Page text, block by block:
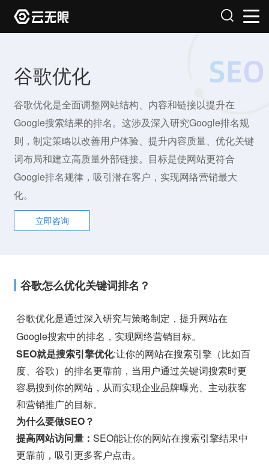
谷歌优化
谷歌优化是全面调整网站结构、内容和链接以提升在
Google搜索结果的排名。这涉及深入研究Google排名规
则，制定策略以改善用户体验、提升内容质量、优化关键
词布局和建立高质量外部链接。目标是使网站更符合
Google排名规律，吸引潜在客户，实现网络营销最大
化。
立即咨询
谷歌怎么优化关键词排名？
谷歌优化是通过深入研究与策略制定，提升网站在
Google搜索中的排名，实现网络营销目标。
SEO就是搜索引擎优化:让你的网站在搜索引擎（比如百
度、谷歌）的排名更靠前，当用户通过关键词搜索时更
容易搜到你的网站，从而实现企业品牌曝光、主动获客
和营销推广的目标。
为什么要做SEO？
提高网站访问量：SEO能让你的网站在搜索引擎结果中
更靠前，吸引更多客户点击。